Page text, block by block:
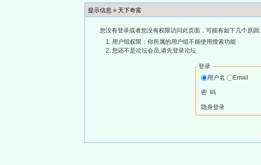
提示信息 » 天下奇富
您没有登录或者您没有权限访问此页面，可能有如下几个原因:
用户组权限：你所属的用户组不能使用搜索功能
您还不是论坛会员,请先登录论坛
登录
用户名
Email
密 码
隐身登录